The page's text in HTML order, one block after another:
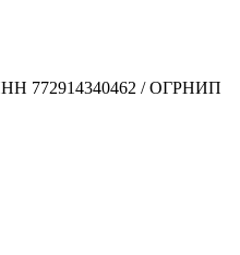
772914340462 / ОГРНИП